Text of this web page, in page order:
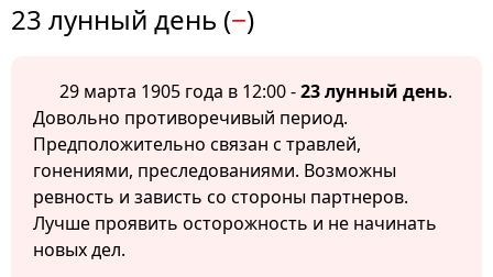
23 лунный день (−)
29 марта 1905 года в 12:00 -23 лунный день.
Довольно противоречивый период.
Предположительно связан с травлей,
гонениями, преследованиями. Возможны
ревность и зависть со стороны партнеров.
Лучше проявить осторожность и не начинать
новых дел.